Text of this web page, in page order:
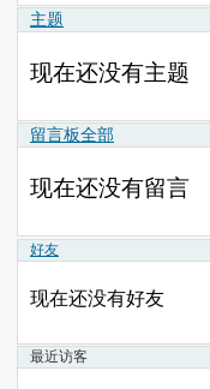
主题
现在还没有主题
留言板全部
现在还没有留言
好友
现在还没有好友
最近访客